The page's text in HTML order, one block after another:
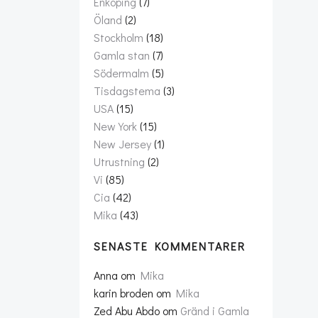
Öland (2)
Stockholm (18)
Gamla stan (7)
Södermalm (5)
Tisdagstema (3)
USA(15)
New York(15)
New Jersey(1)
Utrustning (2)
Vi (85)
Cia (42)
Mika (43)
SENASTE KOMMENTARER
Anna om Mika
karin broden om Mika
Zed Abu Abdo om Gränd i Gamla